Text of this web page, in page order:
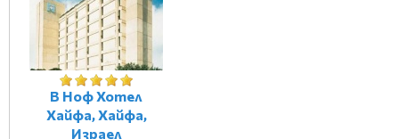
В Ноф Хотел
Хайфа, Хайфа,
Израел